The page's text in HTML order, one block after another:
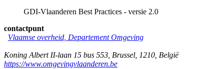
GDI-Vlaanderen Best Practices - versie 2.0
contactpunt
Vlaamse overheid, Departement Omgeving
Koning Albert II-laan 15 bus 553 Brussel 1210 België
https://www.omgevingvlaanderen.be